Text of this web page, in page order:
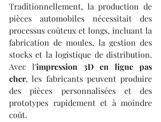
Traditionnellement, la production de
pièces automobiles nécessitait des
processus coûteux et longs, incluant la
fabrication de moules, la gestion des
stocks et la logistique de distribution.
Avec l'impression 3D en ligne pas
cher, les fabricants peuvent produire
des pièces personnalisées et des
prototypes rapidement et à moindre
coût.